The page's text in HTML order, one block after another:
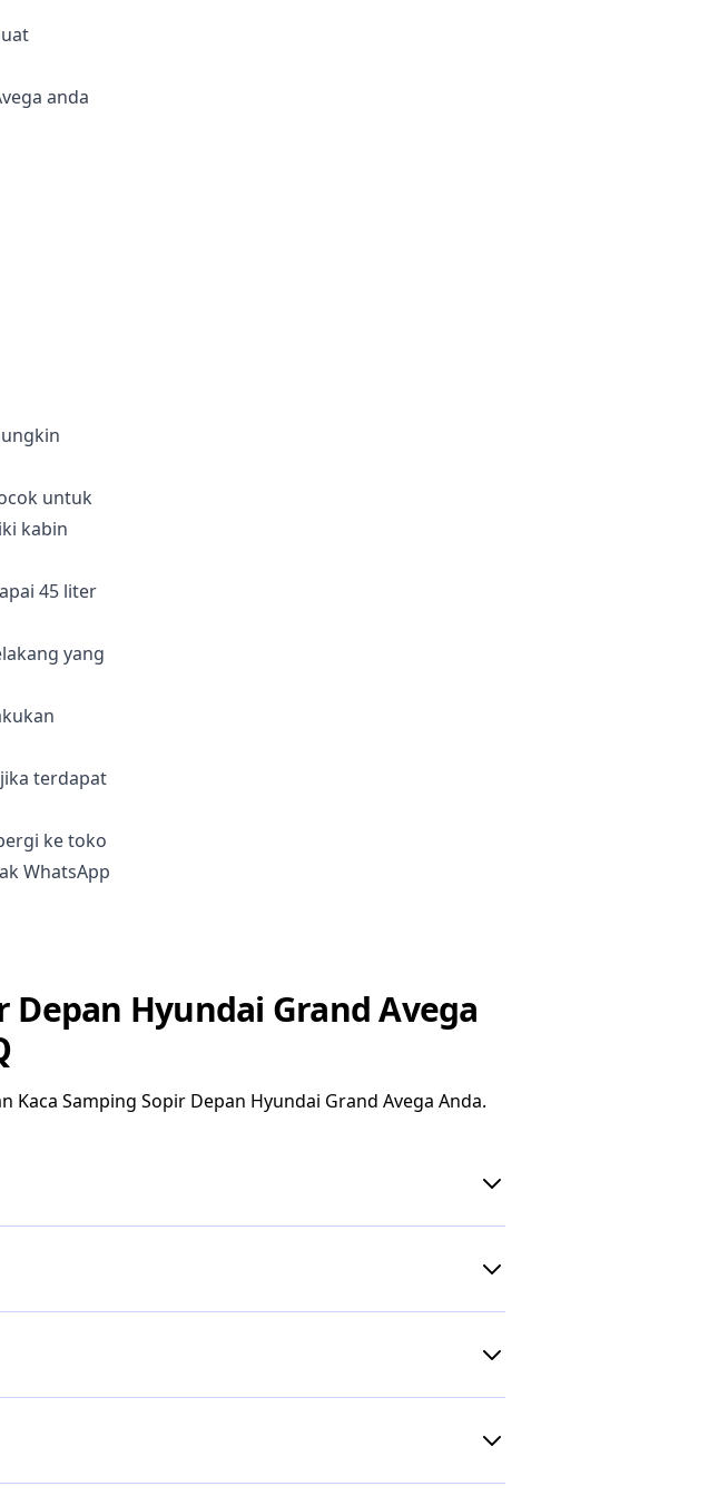
anda
untuk
kabin
45 liter
yang
terdapat
ke toko
WhatsApp
Hyundai Grand Avega
Samping Sopir Depan Hyundai Grand Avega Anda.